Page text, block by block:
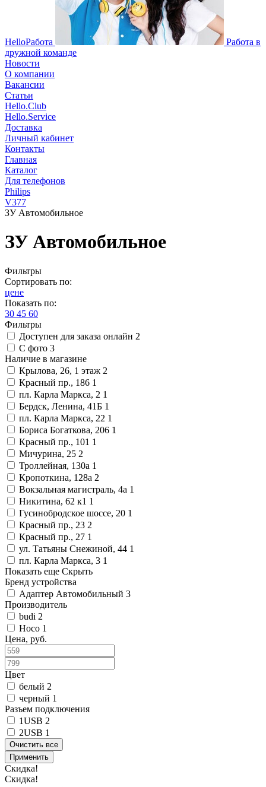
HelloРабота
Работа в
дружной команде
Новости
О компании
Вакансии
Статьи
Hello.Club
Hello.Service
Доставка
Личный кабинет
Контакты
Главная
Каталог
Для телефонов
Philips
V377
ЗУ Автомобильное
ЗУ Автомобильное
Фильтры
Сортировать по:
цене
Показать по:
30 45 60
Фильтры
Доступен для заказа онлайн 2
С фото 3
Наличие в магазине
Крылова, 26, 1 этаж 2
Красный пр., 186 1
пл. Карла Маркса, 2 1
Бердск, Ленина, 41Б 1
пл. Карла Маркса, 22 1
Бориса Богаткова, 206 1
Красный пр., 101 1
Мичурина, 25 2
Троллейная, 130а 1
Кропоткина, 128а 2
Вокзальная магистраль, 4а 1
Никитина, 62 к1 1
Гусинобродское шоссе, 20 1
Красный пр., 23 2
Красный пр., 27 1
ул. Татьяны Снежиной, 44 1
пл. Карла Маркса, 3 1
Показать еще Скрыть
Бренд устройства
Адаптер Автомобильный 3
Производитель
budi 2
Hoco 1
Цена, руб.
Цвет
белый 2
черный 1
Разъем подключения
1USB 2
2USB 1
Очистить все
Применить
Скидка!
Скидка!